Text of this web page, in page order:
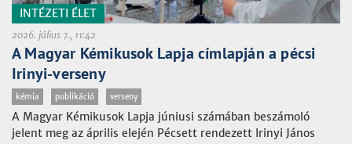
INTÉZETI ÉLET
2026. július 7., 11:42
A Magyar Kémikusok Lapja címlapján a pécsi
Irinyi-verseny
kémia publikáció verseny
A Magyar Kémikusok Lapja júniusi számában beszámoló
jelent meg az április elején Pécsett rendezett Irinyi János